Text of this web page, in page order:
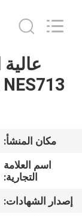
مسكن
عرض
الواقع
الافتراضي
INSTRUMENT
مكان المنشأ:
اسم العلامة
التجارية:
إصدار الشهادات: